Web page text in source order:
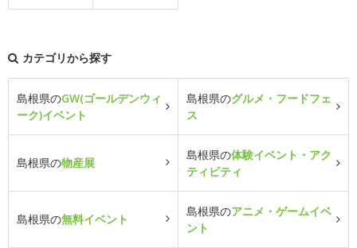
カテゴリから探す
島根県のGW(ゴールデンウィ
ーク)イベント
島根県のグルメ・フードフェ
ス
島根県の物産展
島根県の体験イベント・アク
ティビティ
島根県の無料イベント
島根県のアニメ・ゲームイベ
ント